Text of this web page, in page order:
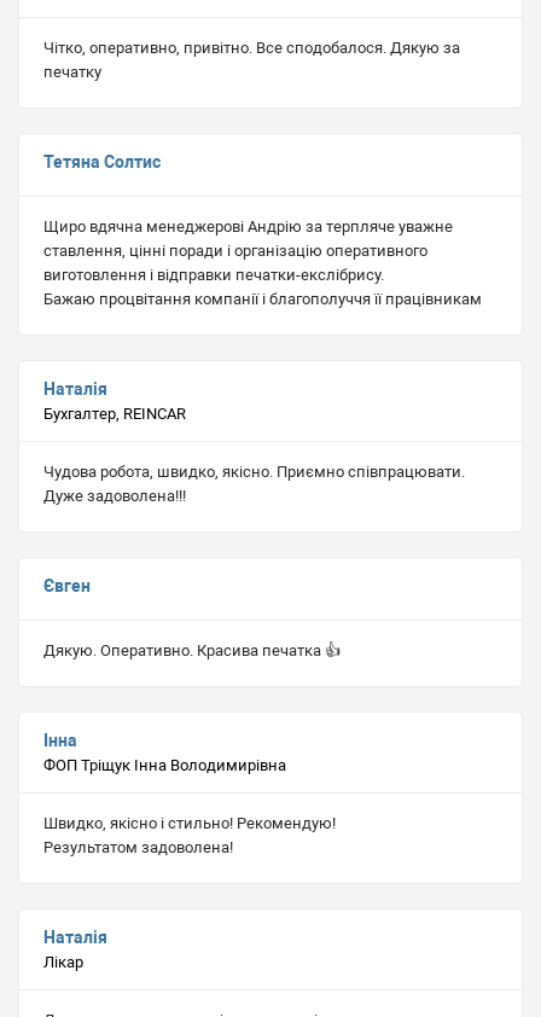
Чітко, оперативно, привітно. Все сподобалося. Дякую за
печатку
Тетяна Солтис
Щиро вдячна менеджерові Андрію за терпляче уважне
ставлення, цінні поради і організацію оперативного
виготовлення і відправки печатки-екслібрису.
Бажаю процвітання компанії і благополуччя її працівникам
Наталія
Бухгалтер, REINCAR
Чудова робота, швидко, якісно. Приємно співпрацювати.
Дуже задоволена!!!
Євген
Дякую. Оперативно. Красива печатка 👍
Інна
ФОП Тріщук Інна Володимирівна
Швидко, якісно і стильно! Рекомендую!
Результатом задоволена!
Наталія
Лікар